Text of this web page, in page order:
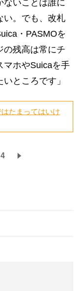
いことは誰に
い。でも、改札
・PASMOを
残高は常にチ
マホやSuicaを手
ところです」
たまってはいけ
4